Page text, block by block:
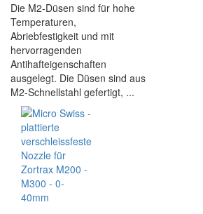
Die M2-Düsen sind für hohe
Temperaturen,
Abriebfestigkeit und mit
hervorragenden
Antihafteigenschaften
ausgelegt. Die Düsen sind aus
M2-Schnellstahl gefertigt, ...